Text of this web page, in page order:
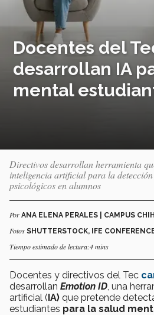
Docentes del
desarrollan IA
mental
Directivos desarrollan herramienta
inteligencia artificial para la
psicológicos en alumnos
Por ANA ELENA PERALES | CAMPUS
Fotos SHUTTERSTOCK, IFE
Tiempo estimado de lectura:4 mins
Docentes y directivos del Tec
desarrollan Emotion ID , una
artificial (IA) que pretende
estudiantes para la salud